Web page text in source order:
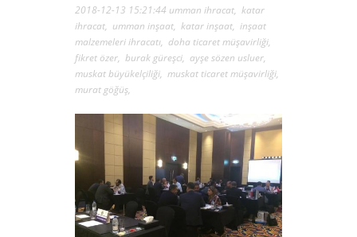
2018-12-13 15:21:44 umman ihracat, katar
ihracat, umman inşaat, katar inşaat, inşaat
malzemeleri ihracatı, doha ticaret müşavirliği,
fikret özer, burak güreşci, ayşe sözen usluer,
muskat büyükelçiliği, muskat ticaret müşavirliği,
murat göğüş,